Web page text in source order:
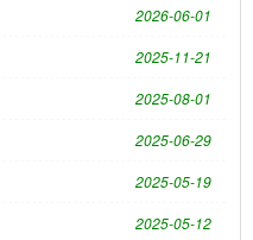
2026-06-01
2025-11-21
2025-08-01
2025-06-29
2025-05-19
2025-05-12